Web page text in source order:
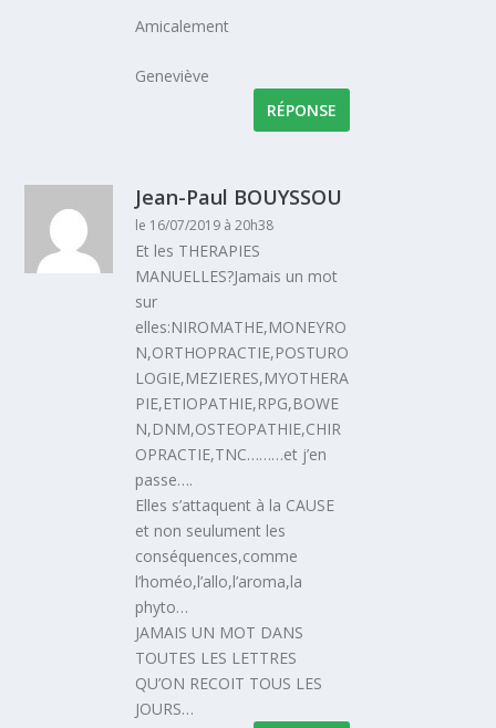
Amicalement
Geneviève
RÉPONSE
Jean-Paul BOUYSSOU
le 16/07/2019 à 20h38
Et les THERAPIES
MANUELLES?Jamais un mot
sur
elles:NIROMATHE,MONEYRO
N,ORTHOPRACTIE,POSTURO
LOGIE,MEZIERES,MYOTHERA
PIE,ETIOPATHIE,RPG,BOWE
N,DNM,OSTEOPATHIE,CHIR
OPRACTIE,TNC………et j’en
passe….
Elles s’attaquent à la CAUSE
et non seulument les
conséquences,comme
l’homéo,l’allo,l’aroma,la
phyto…
JAMAIS UN MOT DANS
TOUTES LES LETTRES
QU’ON RECOIT TOUS LES
JOURS…